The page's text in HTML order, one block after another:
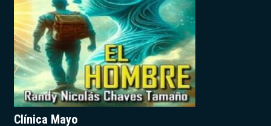
Clínica Mayo